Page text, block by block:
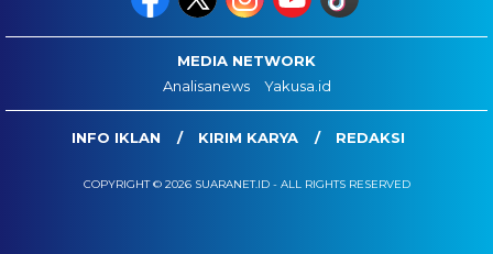
MEDIA NETWORK
Analisanews
Yakusa.id
INFO IKLAN KIRIM KARYA REDAKSI
COPYRIGHT © 2026 SUARANET.ID - ALL RIGHTS RESERVED